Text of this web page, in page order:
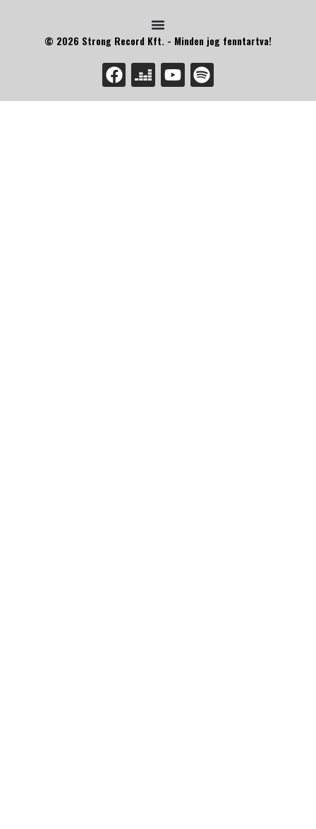
© 2026 Strong Record Kft. - Minden jog fenntartva!